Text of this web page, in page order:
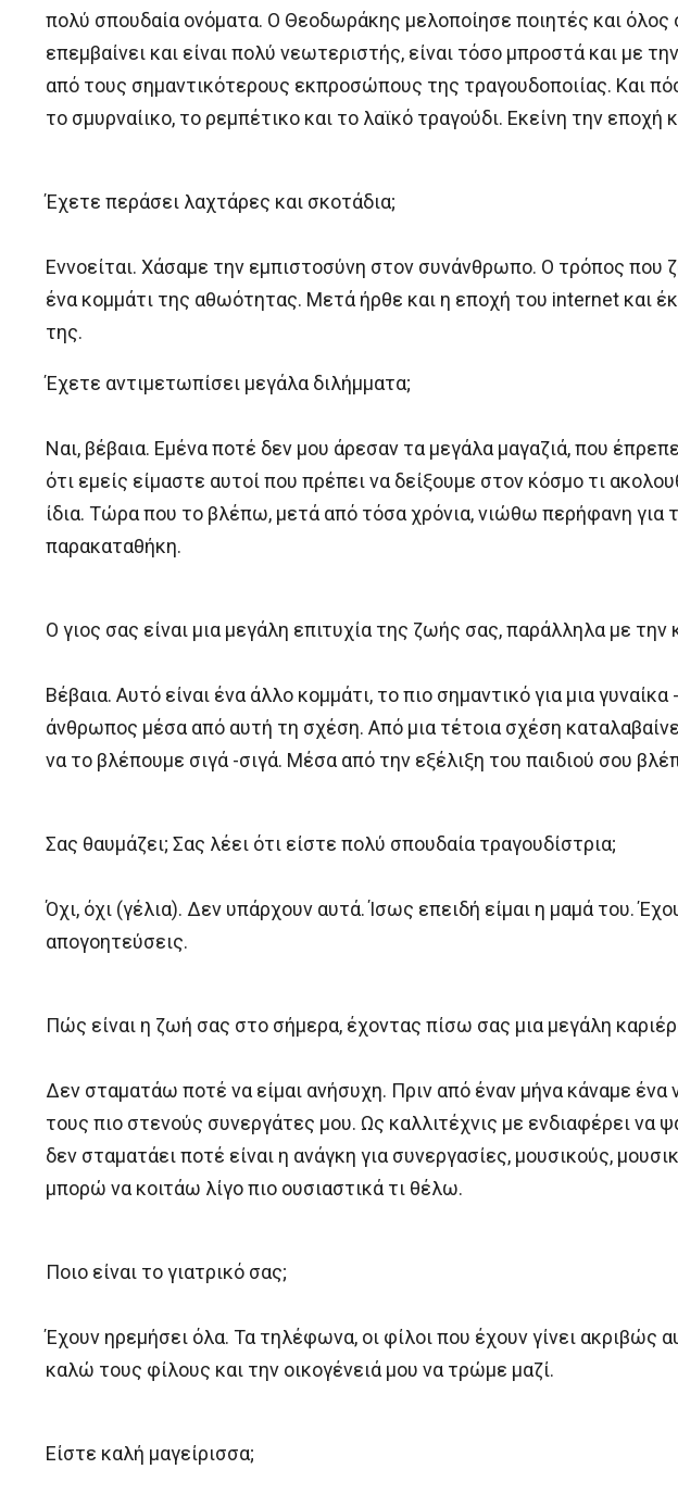
πολύ σπουδαία ονόματα. Ο Θεοδωράκης μελοποίησε ποιητές και όλος
επεμβαίνει και είναι πολύ νεωτεριστής, είναι τόσο μπροστά και με
από τους σημαντικότερους εκπροσώπους της τραγουδοποιίας. Και
το σμυρναίικο, το ρεμπέτικο και το λαϊκό τραγούδι. Εκείνη την
Έχετε περάσει λαχτάρες και σκοτάδια;
Εννοείται. Χάσαμε την εμπιστοσύνη στον συνάνθρωπο. Ο τρόπος που
ένα κομμάτι της αθωότητας. Μετά ήρθε και η εποχή του internet και
της.
Έχετε αντιμετωπίσει μεγάλα διλήμματα;
Ναι, βέβαια. Εμένα ποτέ δεν μου άρεσαν τα μεγάλα μαγαζιά, που
ότι εμείς είμαστε αυτοί που πρέπει να δείξουμε στον κόσμο τι
ίδια. Τώρα που το βλέπω, μετά από τόσα χρόνια, νιώθω περήφανη
παρακαταθήκη.
Ο γιος σας είναι μια μεγάλη επιτυχία της ζωής σας, παράλληλα με την
Βέβαια. Αυτό είναι ένα άλλο κομμάτι, το πιο σημαντικό για μια
άνθρωπος μέσα από αυτή τη σχέση. Από μια τέτοια σχέση
να το βλέπουμε σιγά -σιγά. Μέσα από την εξέλιξη του παιδιού σου
Σας θαυμάζει; Σας λέει ότι είστε πολύ σπουδαία τραγουδίστρια;
Όχι, όχι (γέλια). Δεν υπάρχουν αυτά. Ίσως επειδή είμαι η μαμά του.
απογοητεύσεις.
Πώς είναι η ζωή σας στο σήμερα, έχοντας πίσω σας μια μεγάλη
Δεν σταματάω ποτέ να είμαι ανήσυχη. Πριν από έναν μήνα κάναμε
τους πιο στενούς συνεργάτες μου. Ως καλλιτέχνις με ενδιαφέρει να
δεν σταματάει ποτέ είναι η ανάγκη για συνεργασίες, μουσικούς,
μπορώ να κοιτάω λίγο πιο ουσιαστικά τι θέλω.
Ποιο είναι το γιατρικό σας;
Έχουν ηρεμήσει όλα. Τα τηλέφωνα, οι φίλοι που έχουν γίνει ακριβώς
καλώ τους φίλους και την οικογένειά μου να τρώμε μαζί.
Είστε καλή μαγείρισσα;